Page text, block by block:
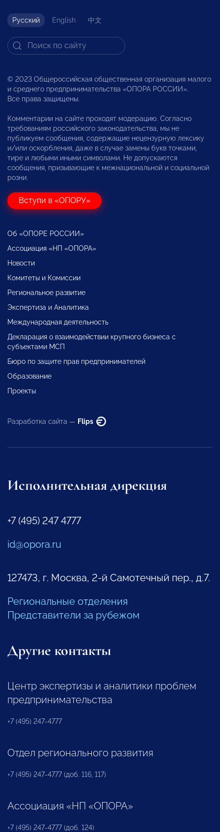
Русский English 中文
© 2023 Общероссийская общественная организация малого
и среднего предпринимательства «ОПОРА РОССИИ».
Все права защищены.
Комментарии на сайте проходят модерацию. Согласно
требованиям российского законодательства, мы не
публикуем сообщения, содержащие нецензурную лексику
и/или оскорбления, даже в случае замены букв точками,
тире и любыми иными символами. Не допускаются
сообщения, призывающие к межнациональной и социальной
розни.
Вступи в «ОПОРУ»
Об «ОПОРЕ РОССИИ»
Ассоциация «НП «ОПОРА»
Новости
Комитеты и Комиссии
Региональное развитие
Экспертиза и Аналитика
Международная деятельность
Декларация о взаимодействии крупного бизнеса с
субъектами МСП
Бюро по защите прав предпринимателей
Образование
Проекты
Разработка сайта — Flips
Исполнительная дирекция
+7 (495) 247 4777
id@opora.ru
127473, г. Москва, 2-й Самотечный пер., д.7.
Региональные отделения
Представители за рубежом
Другие контакты
Центр экспертизы и аналитики проблем
предпринимательства
+7 (495) 247-4777
Отдел регионального развития
+7 (495) 247-4777 (доб. 116, 117)
Ассоциация «НП «ОПОРА»
+7 (495) 247-4777 (доб. 124)